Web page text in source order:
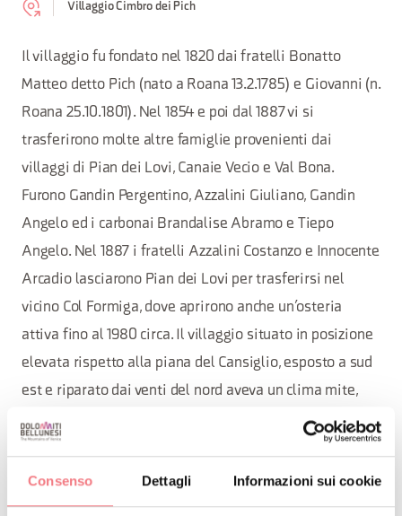
Consenso Dettagli Informazioni sui cookie
Villaggio Cimbro dei Pich
Il villaggio fu fondato nel 1820 dai fratelli Bonatto
Matteo detto Pich (nato a Roana 13.2.1785) e Giovanni (n.
Roana 25.10.1801). Nel 1854 e poi dal 1887 vi si
trasferirono molte altre famiglie provenienti dai
villaggi di Pian dei Lovi, Canaie Vecio e Val Bona.
Furono Gandin Pergentino, Azzalini Giuliano, Gandin
Angelo ed i carbonai Brandalise Abramo e Tiepo
Angelo. Nel 1887 i fratelli Azzalini Costanzo e Innocente
Arcadio lasciarono Pian dei Lovi per trasferirsi nel
vicino Col Formiga, dove aprirono anche un’osteria
attiva fino al 1980 circa. Il villaggio situato in posizione
elevata rispetto alla piana del Cansiglio, esposto a sud
est e riparato dai venti del nord aveva un clima mite,
tanto da consentire la crescita di svariati ortaggi e di
alberi da frutto. Le prime due abitazioni dei fratelli
Matteo e Giovanni furono edificate con il tetto a due
spioventi, ricoperte l’una di “scandole” (assicelle di